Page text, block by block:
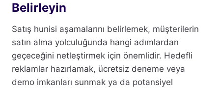
Belirleyin
Satış hunisi aşamalarını belirlemek, müşterilerin
satın alma yolculuğunda hangi adımlardan
geçeceğini netleştirmek için önemlidir. Hedefli
reklamlar hazırlamak, ücretsiz deneme veya
demo imkanları sunmak ya da potansiyel